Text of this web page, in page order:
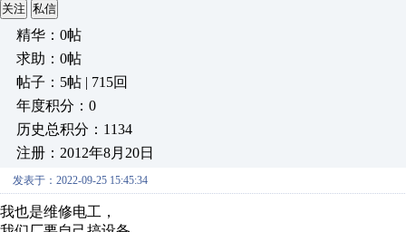
关注 私信
精华：0帖
求助：0帖
帖子：5帖 | 715回
年度积分：0
历史总积分：1134
注册：2012年8月20日
发表于：2022-09-25 15:45:34
我也是维修电工，